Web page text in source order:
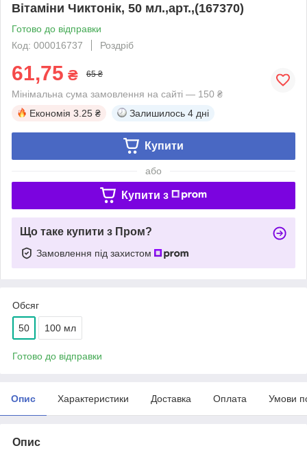
Вітаміни Чиктонік, 50 мл.,арт.,(167370)
Готово до відправки
Код: 000016737
Роздріб
61,75 ₴ 65 ₴
Мінімальна сума замовлення на сайті — 150 ₴
Економія 3.25 ₴ Залишилось 4 дні
Купити
або
Купити з
Що таке купити з Пром?
Замовлення під захистом
Обсяг
50 100 мл
Готово до відправки
Опис Характеристики Доставка Оплата Умови
Опис